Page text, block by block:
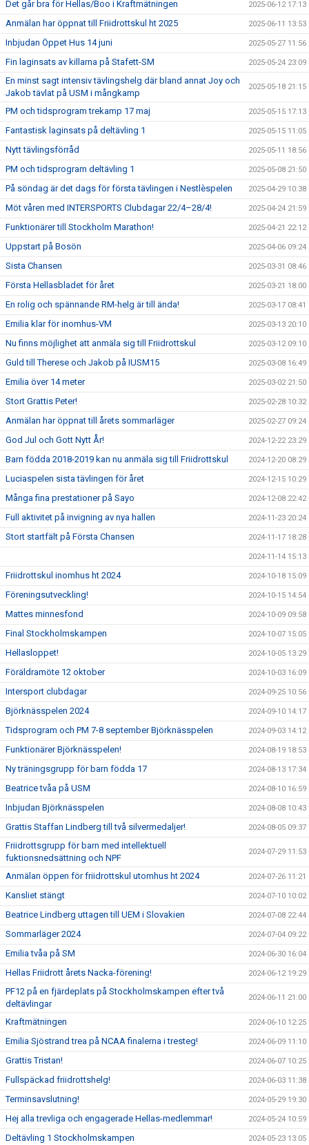
Det går bra för Hellas/Boo i Kraftmätningen 2025-06-12 17:13
Anmälan har öppnat till Friidrottskul ht 2025 2025-06-11 13:53
Inbjudan Öppet Hus 14 juni 2025-05-27 11:56
Fin laginsats av killarna på Stafett-SM 2025-05-24 23:09
En minst sagt intensiv tävlingshelg där bland annat Joy och
Jakob tävlat på USM i mångkamp
2025-05-18 21:15
PM och tidsprogram trekamp 17 maj 2025-05-15 17:13
Fantastisk laginsats på deltävling 1 2025-05-15 11:05
Nytt tävlingsförråd 2025-05-11 18:56
PM och tidsprogram deltävling 1 2025-05-08 21:50
På söndag är det dags för första tävlingen i Nestlèspelen 2025-04-29 10:38
Möt våren med INTERSPORTS Clubdagar 22/4–28/4! 2025-04-24 21:59
Funktionärer till Stockholm Marathon! 2025-04-21 22:12
Uppstart på Bosön 2025-04-06 09:24
Sista Chansen 2025-03-31 08:46
Första Hellasbladet för året 2025-03-21 18:00
En rolig och spännande RM-helg är till ända! 2025-03-17 08:41
Emilia klar för inomhus-VM 2025-03-13 20:10
Nu finns möjlighet att anmäla sig till Friidrottskul 2025-03-12 09:10
Guld till Therese och Jakob på IUSM15 2025-03-08 16:49
Emilia över 14 meter 2025-03-02 21:50
Stort Grattis Peter! 2025-02-28 10:32
Anmälan har öppnat till årets sommarläger 2025-02-27 09:24
God Jul och Gott Nytt År! 2024-12-22 23:29
Barn födda 2018-2019 kan nu anmäla sig till Friidrottskul 2024-12-20 08:29
Luciaspelen sista tävlingen för året 2024-12-15 10:29
Många fina prestationer på Sayo 2024-12-08 22:42
Full aktivitet på invigning av nya hallen 2024-11-23 20:24
Stort startfält på Första Chansen 2024-11-17 18:28
2024-11-14 15:13
Friidrottskul inomhus ht 2024 2024-10-18 15:09
Föreningsutveckling! 2024-10-15 14:54
Mattes minnesfond 2024-10-09 09:58
Final Stockholmskampen 2024-10-07 15:05
Hellasloppet! 2024-10-05 13:29
Föräldramöte 12 oktober 2024-10-03 16:09
Intersport clubdagar 2024-09-25 10:56
Björknässpelen 2024 2024-09-10 14:17
Tidsprogram och PM 7-8 september Björknässpelen 2024-09-03 14:12
Funktionärer Björknässpelen! 2024-08-19 18:53
Ny träningsgrupp för barn födda 17 2024-08-13 17:34
Beatrice tvåa på USM 2024-08-10 16:59
Inbjudan Björknässpelen 2024-08-08 10:43
Grattis Staffan Lindberg till två silvermedaljer! 2024-08-05 09:37
Friidrottsgrupp för barn med intellektuell
fuktionsnedsättning och NPF
2024-07-29 11:53
Anmälan öppen för friidrottskul utomhus ht 2024 2024-07-26 11:21
Kansliet stängt 2024-07-10 10:02
Beatrice Lindberg uttagen till UEM i Slovakien 2024-07-08 22:44
Sommarläger 2024 2024-07-04 09:22
Emilia tvåa på SM 2024-06-30 16:04
Hellas Friidrott årets Nacka-förening! 2024-06-12 19:29
PF12 på en fjärdeplats på Stockholmskampen efter två
deltävlingar
2024-06-11 21:00
Kraftmätningen 2024-06-10 12:25
Emilia Sjöstrand trea på NCAA finalerna i tresteg! 2024-06-09 11:10
Grattis Tristan! 2024-06-07 10:25
Fullspäckad friidrottshelg! 2024-06-03 11:38
Terminsavslutning! 2024-05-29 19:30
Hej alla trevliga och engagerade Hellas-medlemmar! 2024-05-24 10:59
Deltävling 1 Stockholmskampen 2024-05-23 13:05